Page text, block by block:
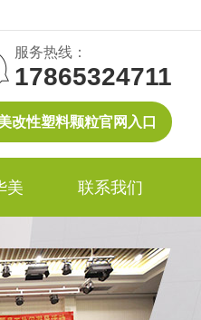
改性塑料颗粒官网入口
服务热线：
17865324711
美 联系我们